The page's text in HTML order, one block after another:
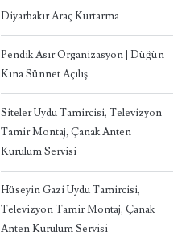
Diyarbakır Araç Kurtarma
Pendik Asır Organizasyon | Düğün
Kına Sünnet Açılış
Siteler Uydu Tamircisi, Televizyon
Tamir Montaj, Çanak Anten
Kurulum Servisi
Hüseyin Gazi Uydu Tamircisi,
Televizyon Tamir Montaj, Çanak
Anten Kurulum Servisi